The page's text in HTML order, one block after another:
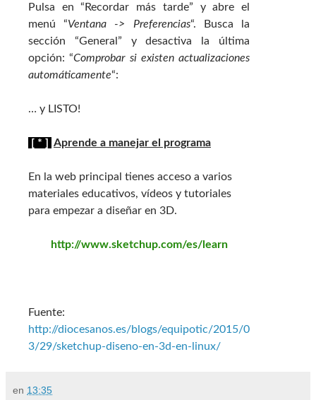
Pulsa en “Recordar más tarde” y abre el
menú “Ventana -> Preferencias“. Busca la
sección “General” y desactiva la última
opción: “Comprobar si existen actualizaciones
automáticamente“:
… y LISTO!
[ * ] Aprende a manejar el programa
En la web principal tienes acceso a varios
materiales educativos, vídeos y tutoriales
para empezar a diseñar en 3D.
http://www.sketchup.com/es/learn
Fuente:
http://diocesanos.es/blogs/equipotic/2015/0
3/29/sketchup-diseno-en-3d-en-linux/
en 13:35